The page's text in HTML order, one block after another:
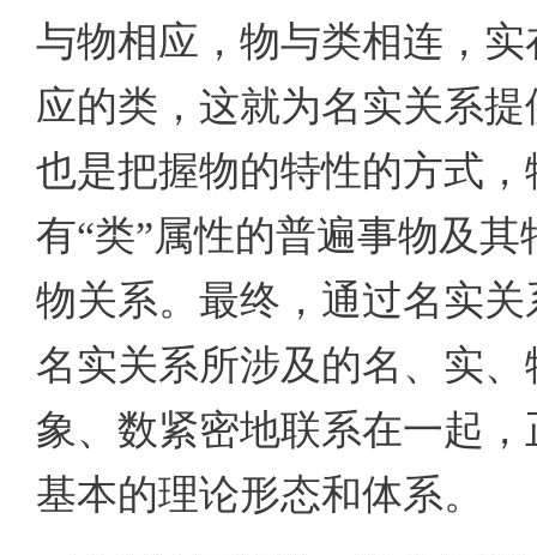
与物相应，物与类相连，
应的类，这就为名实关系
也是把握物的特性的方式
有“类”属性的普遍事物及
物关系。最终，通过名实
名实关系所涉及的名、实
象、数紧密地联系在一起
基本的理论形态和体系。